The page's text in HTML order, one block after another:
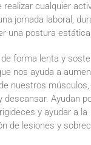
realizar cualquier
jornada laboral,
una postura
forma lenta y
nos ayuda a
nuestros músculos,
descansar. Ayudan
y ayudar a la
de lesiones y